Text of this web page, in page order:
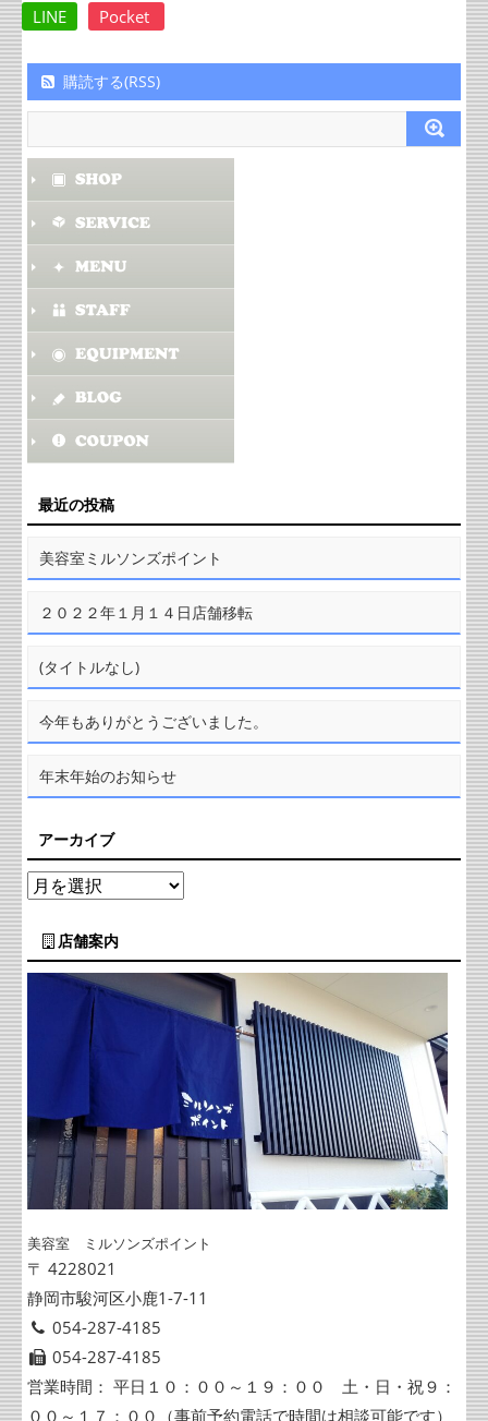
LINE Pocket
購読する(RSS)
最近の投稿
美容室ミルソンズポイント
２０２２年１月１４日店舗移転
(タイトルなし)
今年もありがとうございました。
年末年始のお知らせ
アーカイブ
店舗案内
美容室 ミルソンズポイント
〒 4228021
静岡市駿河区小鹿1-7-11
054-287-4185
054-287-4185
営業時間： 平日１０：００～１９：００ 土・日・祝９：
００～１７：００（事前予約電話で時間は相談可能です）